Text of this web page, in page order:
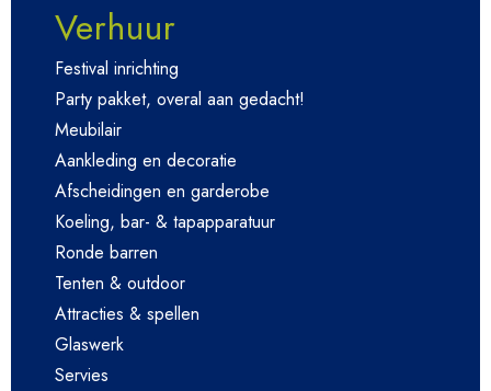
Verhuur
Festival inrichting
Party pakket, overal aan gedacht!
Meubilair
Aankleding en decoratie
Afscheidingen en garderobe
Koeling, bar- & tapapparatuur
Ronde barren
Tenten & outdoor
Attracties & spellen
Glaswerk
Servies